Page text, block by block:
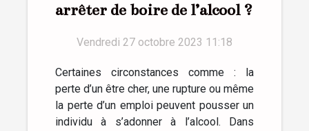
arrêter de boire de l’alcool ?
Vendredi 27 octobre 2023 11:18
Certaines circonstances comme : la
perte d’un être cher, une rupture ou même
la perte d’un emploi peuvent pousser un
individu à s’adonner à l’alcool. Dans